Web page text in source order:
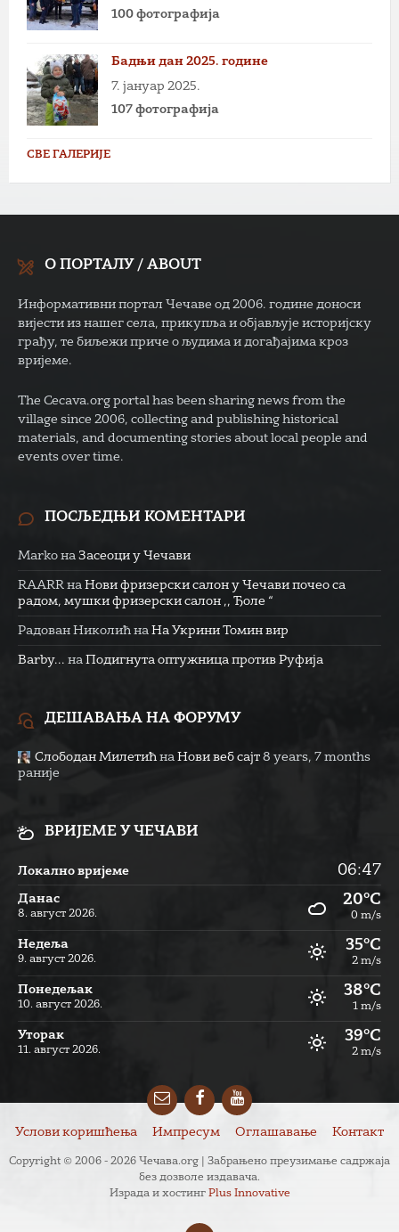
100 фотографија
Бадњи дан 2025. године
7. јануар 2025.
107 фотографија
СВЕ ГАЛЕРИЈЕ
О ПОРТАЛУ / ABOUT
Информативни портал Чечаве од 2006. године доноси
вијести из нашег села, прикупља и објављује историјску
грађу, те биљежи приче о људима и догађајима кроз
вријеме.
The Cecava.org portal has been sharing news from the
village since 2006, collecting and publishing historical
materials, and documenting stories about local people and
events over time.
ПОСЉЕДЊИ КОМЕНТАРИ
Marko на Засеоци у Чечави
RAARR на Нови фризерски салон у Чечави почео са
радом, мушки фризерски салон ,, Ђоле “
Радован Николић на На Укрини Томин вир
Barby... на Подигнута оптужница против Руфија
ДЕШАВАЊА НА ФОРУМУ
Слободан Милетић на Нови веб сајт 8 years, 7 months
раније
ВРИЈЕМЕ У ЧЕЧАВИ
Локално вријеме 06:47
Данас
8. август 2026.
20°C
0 m/s
Недеља
9. август 2026.
35°C
2 m/s
Понедељак
10. август 2026.
38°C
1 m/s
Уторак
11. август 2026.
39°C
2 m/s
EmailFacebookYouTube
Услови коришћења Импресум Оглашавање Контакт
Copyright © 2006 - 2026 Чечава.org | Забрањено преузимање садржаја
без дозволе издавача.
Израда и хостинг Plus Innovative